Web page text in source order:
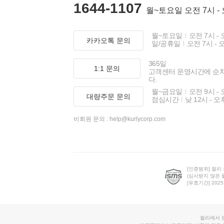
1644-1107 월~토요일 오전 7시 -
카카오톡 문의
월~토요일
오전 7시 -
일/공휴일
오전 7시 -
1:1 문의
365일
고객센터 운영시간에 순
다.
대량주문 문의
월~금요일
오전 9시 -
점심시간
낮 12시 - 오
비회원 문의 : help@kurlycorp.com
[인증범위] 컬리
(심사받지 않은
[유효기간]
컬리에서